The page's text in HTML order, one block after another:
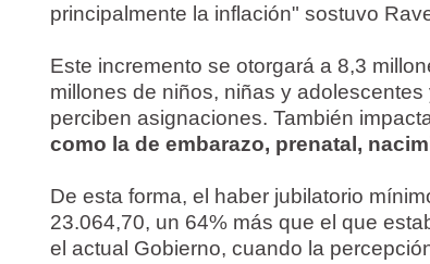
principalmente la inflación" sostuvo
Este incremento se otorgará a 8,3
millones de niños, niñas y
perciben asignaciones. También
como la de embarazo, prenatal,
De esta forma, el haber jubilatorio
23.064,70, un 64% más que el que
el actual Gobierno, cuando la